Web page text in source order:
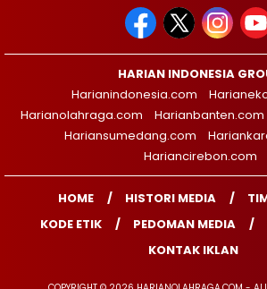
HARIAN INDONESIA
Harianindonesia.com
Harianolahraga.com
Harianbanten.com
Hariansumedang.com
Hariancirebon.com
HOME HISTORI MEDIA
KODE ETIK
PEDOMAN MEDIA
KONTAK IKLAN